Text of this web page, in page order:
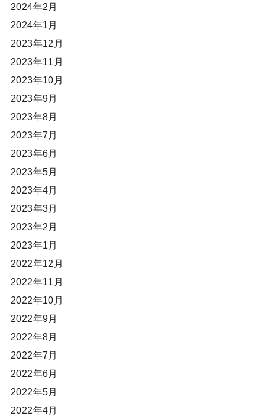
2024年2月
2024年1月
2023年12月
2023年11月
2023年10月
2023年9月
2023年8月
2023年7月
2023年6月
2023年5月
2023年4月
2023年3月
2023年2月
2023年1月
2022年12月
2022年11月
2022年10月
2022年9月
2022年8月
2022年7月
2022年6月
2022年5月
2022年4月